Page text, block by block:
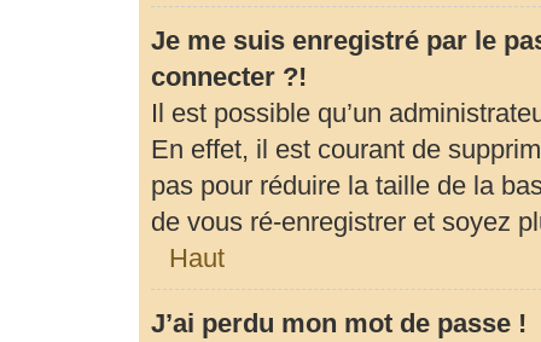
Je me suis enregistré par le
connecter ?!
Il est possible qu’un
En effet, il est courant de
pas pour réduire la taille de la
de vous ré-enregistrer et soyez
Haut
J’ai perdu mon mot de passe !